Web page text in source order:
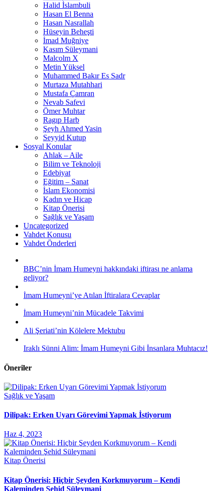
Halid İslambuli
Hasan El Benna
Hasan Nasrallah
Hüseyin Beheşti
İmad Muğniye
Kasım Süleymani
Malcolm X
Metin Yüksel
Muhammed Bakır Es Sadr
Murtaza Mutahhari
Mustafa Çamran
Nevab Safevi
Ömer Muhtar
Ragıp Harb
Şeyh Ahmed Yasin
Seyyid Kutup
Sosyal Konular
Ahlak – Aile
Bilim ve Teknoloji
Edebiyat
Eğitim – Sanat
İslam Ekonomisi
Kadın ve Hicap
Kitap Önerisi
Sağlık ve Yaşam
Uncategorized
Vahdet Konusu
Vahdet Önderleri
BBC’nin İmam Humeyni hakkındaki iftirası ne anlama
geliyor?
İmam Humeyni’ye Atılan İftiralara Cevaplar
İmam Humeyni’nin Mücadele Takvimi
Ali Şeriati’nin Kölelere Mektubu
Iraklı Sünni Alim: İmam Humeyni Gibi İnsanlara Muhtacız!
Öneriler
Sağlık ve Yaşam
Dilipak: Erken Uyarı Görevimi Yapmak İstiyorum
Haz 4, 2023
Kitap Önerisi
Kitap Önerisi: Hiçbir Şeyden Korkmuyorum – Kendi
Kaleminden Şehid Süleymani